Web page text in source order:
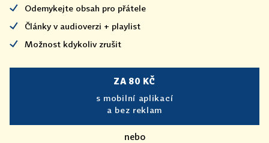
Odemykejte obsah pro přátele
Články v audioverzi + playlist
Možnost kdykoliv zrušit
ZA 80 KČ
s mobilní aplikací
a bez reklam
nebo